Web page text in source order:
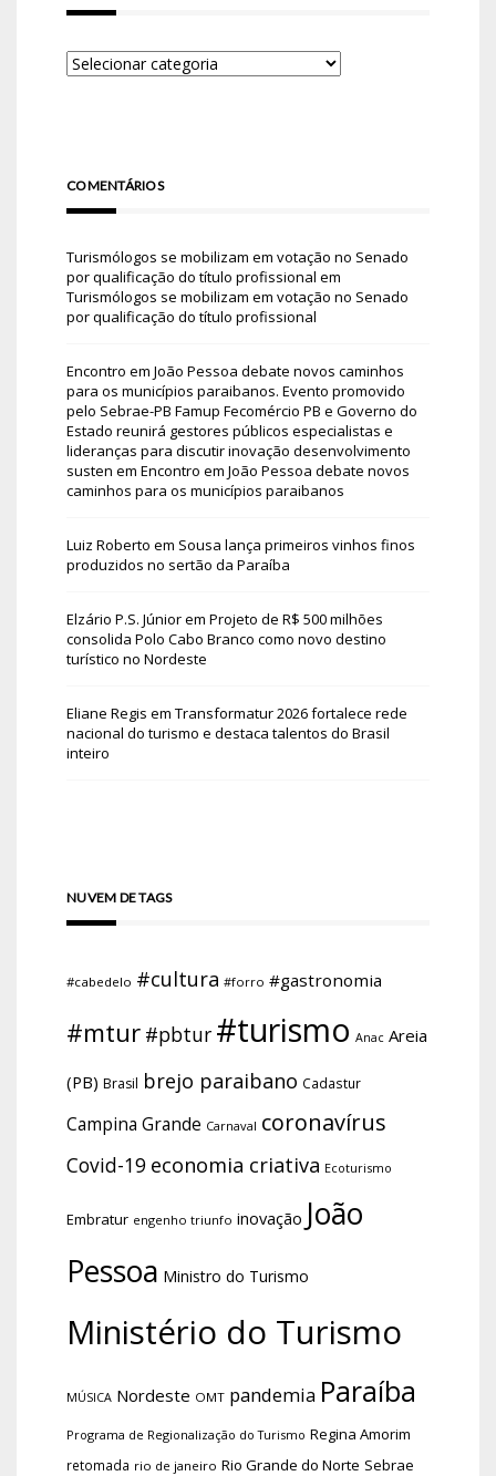
COMENTÁRIOS
Turismólogos se mobilizam em votação no Senado
por qualificação do título profissional em
Turismólogos se mobilizam em votação no Senado
por qualificação do título profissional
Encontro em João Pessoa debate novos caminhos
para os municípios paraibanos. Evento promovido
pelo Sebrae-PB Famup Fecomércio PB e Governo do
Estado reunirá gestores públicos especialistas e
lideranças para discutir inovação desenvolvimento
susten em Encontro em João Pessoa debate novos
caminhos para os municípios paraibanos
Luiz Roberto em Sousa lança primeiros vinhos finos
produzidos no sertão da Paraíba
Elzário P.S. Júniorem Projeto de R$ 500 milhões
consolida Polo Cabo Branco como novo destino
turístico no Nordeste
Eliane Regis em Transformatur 2026 fortalece rede
nacional do turismo e destaca talentos do Brasil
inteiro
NUVEM DE TAGS
#cabedelo #cultura #forro #gastronomia
#mtur #pbtur #turismo Anac Areia
(PB) Brasil brejo paraibano Cadastur
Campina Grande Carnaval coronavírus
Covid-19 economia criativa Ecoturismo
Embratur engenho triunfo inovação João
Pessoa Ministro do Turismo
Ministério do Turismo
MÚSICA Nordeste OMT pandemia Paraíba
Programa de Regionalização do Turismo Regina Amorim
retomada rio de janeiro Rio Grande do Norte Sebrae